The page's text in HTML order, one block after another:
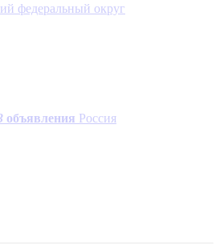
федеральный округ
объявления Россия